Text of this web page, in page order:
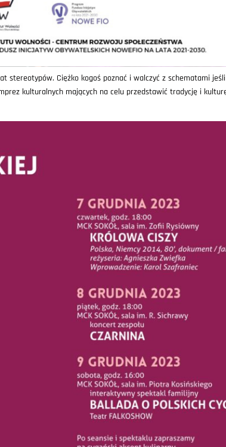
stereotypów. Ciężko kogoś poznać i walczyć z schematami
kulturalnych mających na celu przedstawić tradycję i